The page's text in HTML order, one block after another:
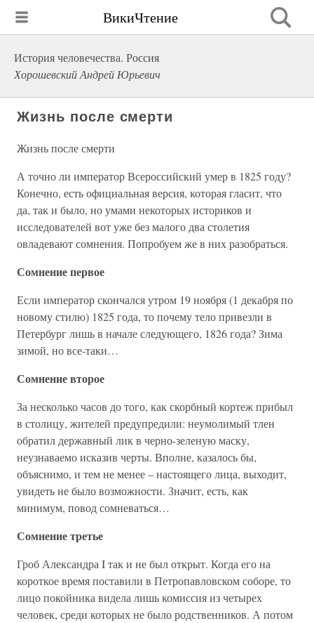
ВикиЧтение
История человечества. Россия
Хорошевский Андрей Юрьевич
Жизнь после смерти
Жизнь после смерти
А точно ли император Всероссийский умер в 1825 году?
Конечно, есть официальная версия, которая гласит, что
да, так и было, но умами некоторых историков и
исследователей вот уже без малого два столетия
овладевают сомнения. Попробуем же в них разобраться.
Сомнение первое
Если император скончался утром 19 ноября (1 декабря по
новому стилю) 1825 года, то почему тело привезли в
Петербург лишь в начале следующего, 1826 года? Зима
зимой, но все-таки…
Сомнение второе
За несколько часов до того, как скорбный кортеж прибыл
в столицу, жителей предупредили: неумолимый тлен
обратил державный лик в черно-зеленую маску,
неузнаваемо исказив черты. Вполне, казалось бы,
объяснимо, и тем не менее – настоящего лица, выходит,
увидеть не было возможности. Значит, есть, как
минимум, повод сомневаться…
Сомнение третье
Гроб Александра I так и не был открыт. Когда его на
короткое время поставили в Петропавловском соборе, то
лицо покойника видела лишь комиссия из четырех
человек, среди которых не было родственников. А потом